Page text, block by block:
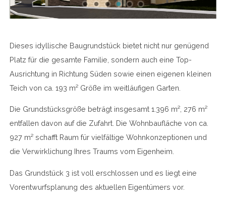
Dieses idyllische Baugrundstück bietet nicht nur genügend
Platz für die gesamte Familie, sondern auch eine Top-
Ausrichtung in Richtung Süden sowie einen eigenen kleinen
Teich von ca. 193 m² Größe im weitläufigen Garten.
Die Grundstücksgröße beträgt insgesamt 1.396 m², 276 m²
entfallen davon auf die Zufahrt. Die Wohnbaufläche von ca.
927 m² schafft Raum für vielfältige Wohnkonzeptionen und
die Verwirklichung Ihres Traums vom Eigenheim.
Das Grundstück 3 ist voll erschlossen und es liegt eine
Vorentwurfsplanung des aktuellen Eigentümers vor.